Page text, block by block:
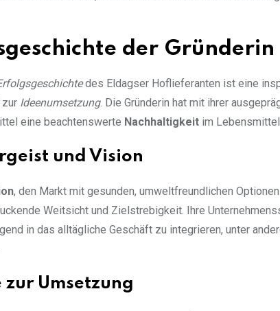
der
des Eldagser Hoflieferanten ist eine
Ideenumsetzung. Die Gründerin hat mit ihrer
eine beachtenswerte Nachhaltigkeit im
und Vision
, den Markt mit gesunden, umweltfreundlichen
Weitsicht und Zielstrebigkeit. Ihre
in das alltägliche Geschäft zu integrieren, unter
zur Umsetzung